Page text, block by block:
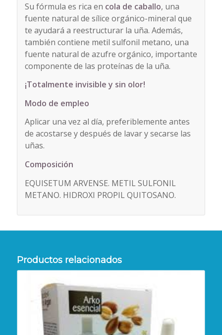
Su fórmula es rica en cola de caballo, una
fuente natural de sílice orgánico-mineral que
te ayudará a reestructurar la uña. Además,
también contiene metil sulfonil metano, una
fuente natural de azufre orgánico, importante
componente de las proteínas de la uña.
¡Totalmente invisible y sin olor!
Modo de empleo
Aplicar una vez al día, preferiblemente antes
de acostarse y después de lavar y secarse las
uñas.
Composición
EQUISETUM ARVENSE. METIL SULFONIL
METANO. HIDROXI PROPIL QUITOSANO.
Productos relacionados